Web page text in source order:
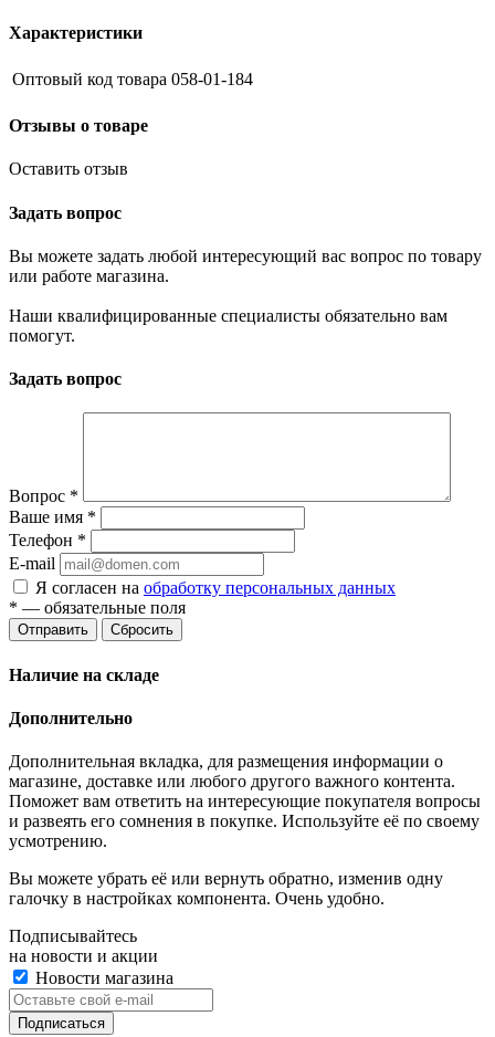
Характеристики
Оптовый код товара 058-01-184
Отзывы о товаре
Оставить отзыв
Задать вопрос
Вы можете задать любой интересующий вас вопрос по товару
или работе магазина.
Наши квалифицированные специалисты обязательно вам
помогут.
Задать вопрос
Вопрос *
Ваше имя *
Телефон *
E-mail
Я согласен на обработку персональных данных
* — обязательные поля
Отправить Сбросить
Наличие на складе
Дополнительно
Дополнительная вкладка, для размещения информации о
магазине, доставке или любого другого важного контента.
Поможет вам ответить на интересующие покупателя вопросы
и развеять его сомнения в покупке. Используйте её по своему
усмотрению.
Вы можете убрать её или вернуть обратно, изменив одну
галочку в настройках компонента. Очень удобно.
Подписывайтесь
на новости и акции
Новости магазина